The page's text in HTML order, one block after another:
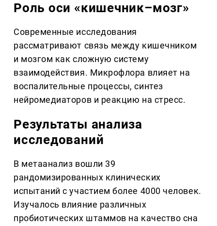
Роль оси «кишечник–мозг»
Современные исследования
рассматривают связь между кишечником
и мозгом как сложную систему
взаимодействия. Микрофлора влияет на
воспалительные процессы, синтез
нейромедиаторов и реакцию на стресс.
Результаты анализа
исследований
В метаанализ вошли 39
рандомизированных клинических
испытаний с участием более 4000 человек.
Изучалось влияние различных
пробиотических штаммов на качество сна